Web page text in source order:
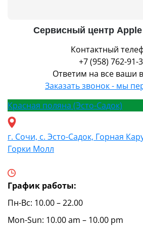
Сервисный центр
Контактный
+7 (958) 762-91-
Ответим на все ваши
Заказать звонок - мы
Красная поляна (Эсто-Садок)
г. Сочи, с. Эсто-Садок, Горная
Горки Молл
График работы:
Пн-Вс: 10.00 – 22.00
Mon-Sun: 10.00 am – 10.00 pm